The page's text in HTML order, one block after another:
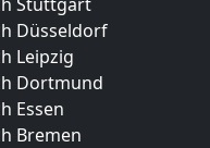
Düsseldorf
Leipzig
Dortmund
Essen
Bremen